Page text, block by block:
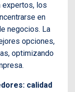
expertos, los
en
negocios. La
opciones,
optimizando
calidad